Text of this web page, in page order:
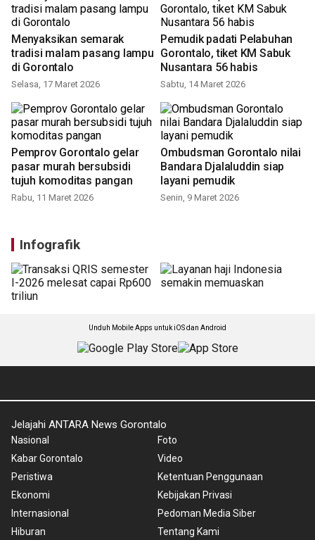
Menyaksikan semarak
tradisi malam pasang lampu
di Gorontalo
Selasa, 17 Maret 2026
Pemudik padati Pelabuhan
Gorontalo, tiket KM Sabuk
Nusantara 56 habis
Sabtu, 14 Maret 2026
Pemprov Gorontalo gelar
pasar murah bersubsidi
tujuh komoditas pangan
Rabu, 11 Maret 2026
Ombudsman Gorontalo nilai
Bandara Djalaluddin siap
layani pemudik
Senin, 9 Maret 2026
Infografik
Unduh Mobile Apps untuk iOS dan Android
Jelajahi ANTARA News Gorontalo
Nasional
Kabar Gorontalo
Peristiwa
Ekonomi
Internasional
Hiburan
Foto
Video
Ketentuan Penggunaan
Kebijakan Privasi
Pedoman Media Siber
Tentang Kami